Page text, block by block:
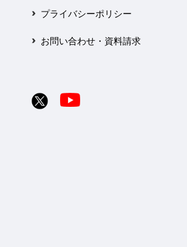
プライバシーポリシー
お問い合わせ・資料請求